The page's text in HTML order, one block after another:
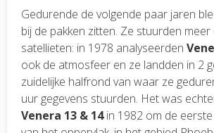
Gedurende de volgende paar jaren
bij de pakken zitten. Ze stuurden
satellieten: in 1978 analyseerden
ook de atmosfeer en ze landden in 2
zuidelijke halfrond van waar ze
uur gegevens stuurden. Het was
Venera 13 & 14in 1982 om de eerste